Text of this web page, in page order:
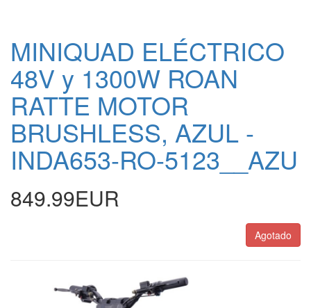
MINIQUAD ELÉCTRICO
48V y 1300W ROAN
RATTE MOTOR
BRUSHLESS, AZUL -
INDA653-RO-5123__AZU
849.99EUR
Agotado